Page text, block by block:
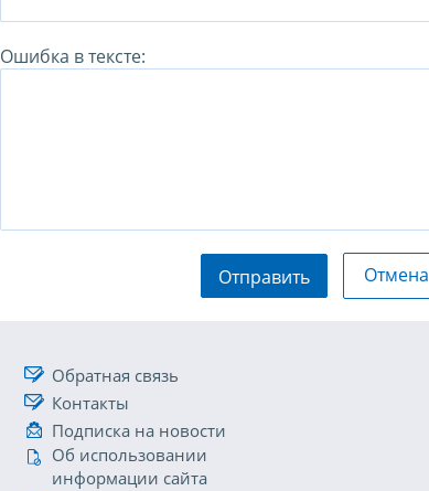
Ошибка в тексте:
Отправить Отмена
Обратная связь
Контакты
Подписка на новости
Об использовании
информации сайта